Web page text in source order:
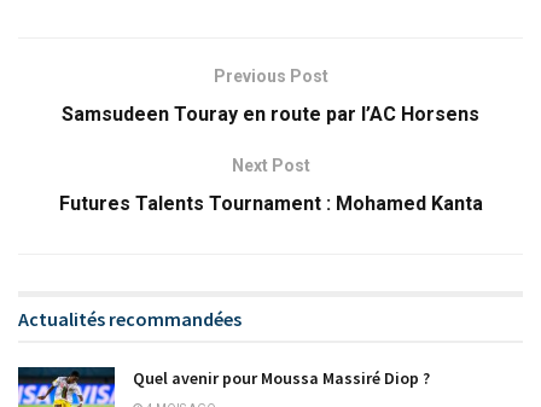
Previous Post
Samsudeen Touray en route par l’AC Horsens
Next Post
Futures Talents Tournament : Mohamed Kanta
Actualités recommandées
Quel avenir pour Moussa Massiré Diop ?